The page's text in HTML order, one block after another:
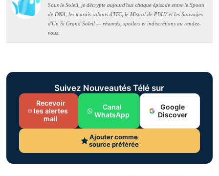
Sous le Soleil, je décrypte aujourd'hui chaque épisode entre le Spoon
de DNA, les marais salants d'ITC, le Mistral de PBLV et les Sauvages
d'Un Si Grand Soleil — résumés, spoilers et indiscrétions au rendez-
vous.
Suivez Nouveautés Télé sur
Recevoir
les alertes
mail
Canal
WhatsApp
Google
Discover
Ajouter comme
source préférée